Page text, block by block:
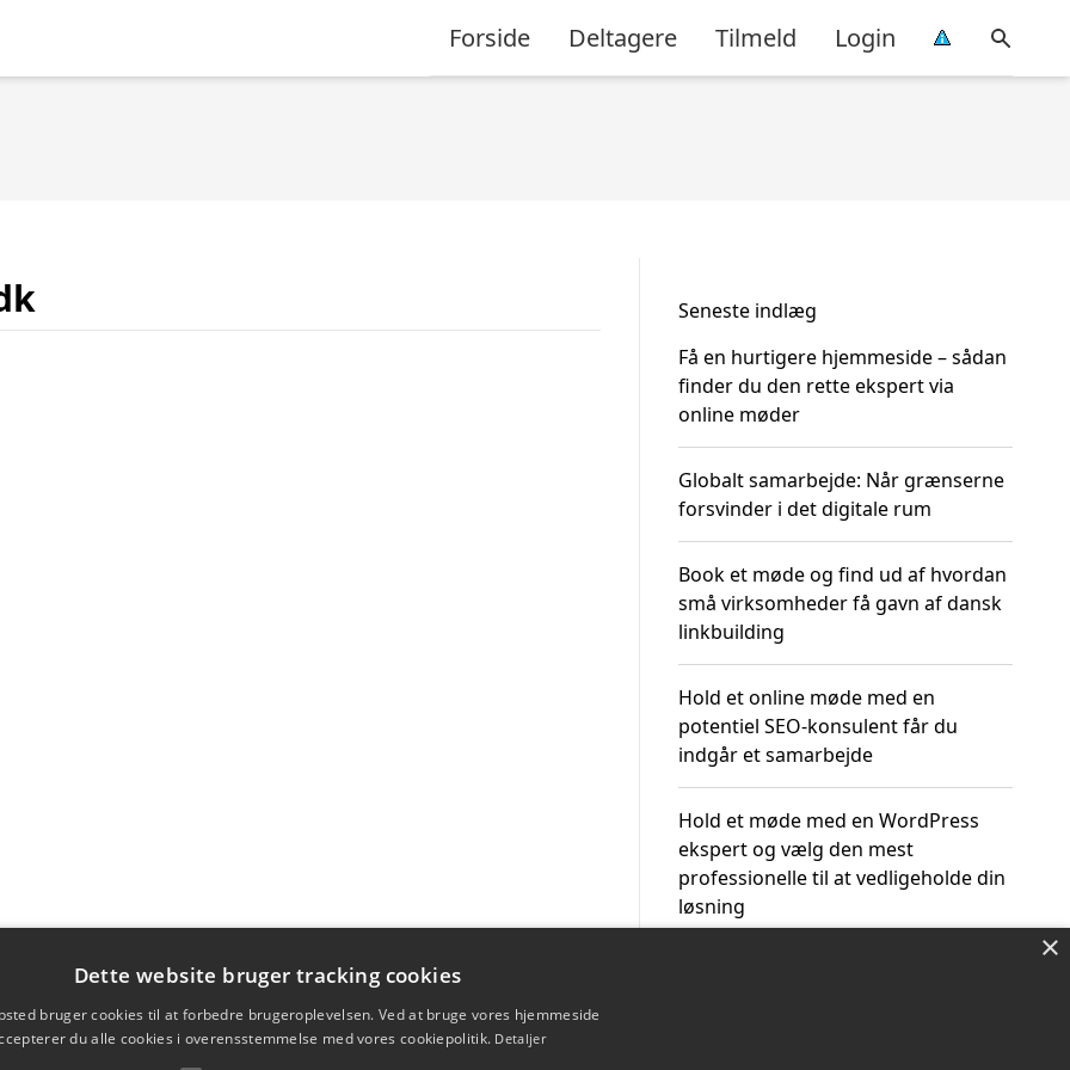
Forside Deltagere Tilmeld Login
Seneste indlæg
Få en hurtigere hjemmeside – sådan
finder du den rette ekspert via
online møder
Globalt samarbejde: Når grænserne
forsvinder i det digitale rum
Book et møde og find ud af hvordan
små virksomheder få gavn af dansk
linkbuilding
Hold et online møde med en
potentiel SEO-konsulent får du
indgår et samarbejde
Hold et møde med en WordPress
ekspert og vælg den mest
professionelle til at vedligeholde din
løsning
×
Dette website bruger tracking cookies
bruger cookies til at forbedre brugeroplevelsen. Ved at bruge vores hjemmeside
du alle cookies i overensstemmelse med vores cookiepolitik. Detaljer